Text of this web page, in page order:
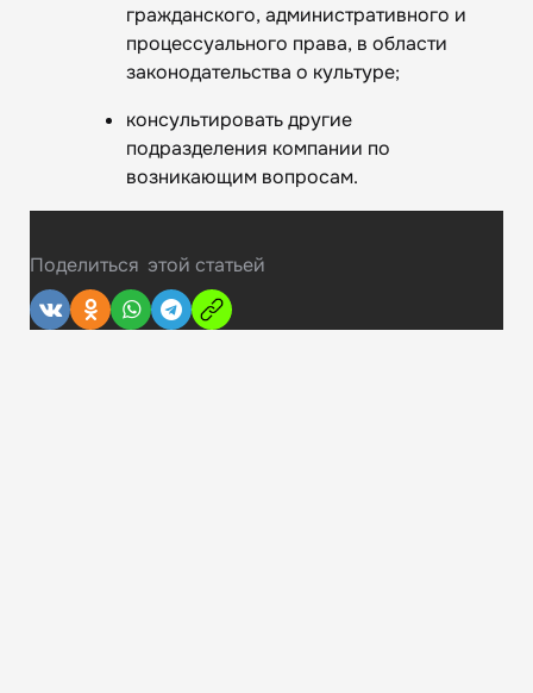
гражданского, административного и
процессуального права, в области
законодательства о культуре;
консультировать другие
подразделения компании по
возникающим вопросам.
Поделиться этой статьей